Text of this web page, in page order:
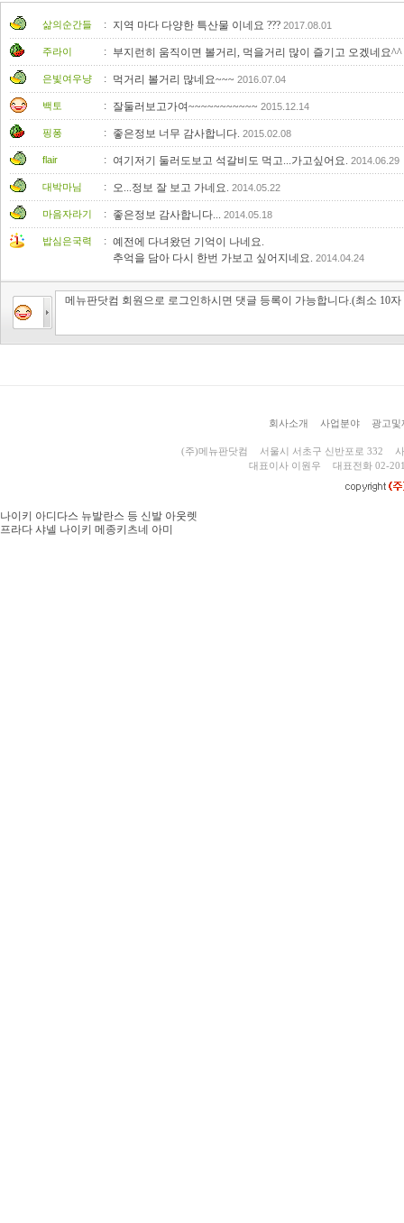
삶의순간들 : 지역 마다 다양한 특산물 이네요 ??? 2017.08.01
주라이 : 부지런히 움직이면 볼거리, 먹을거리 많이 즐기고 오겠네요^^
은빛여우냥 : 먹거리 볼거리 많네요~~~ 2016.07.04
백토 : 잘둘러보고가여~~~~~~~~~~~ 2015.12.14
핑퐁 : 좋은정보 너무 감사합니다. 2015.02.08
flair : 여기저기 둘러도보고 석갈비도 먹고...가고싶어요. 2014.06.29
대박마님 : 오...정보 잘 보고 가네요. 2014.05.22
마음자라기 : 좋은정보 감사합니다... 2014.05.18
밥심은국력 : 예전에 다녀왔던 기억이 나네요.
추억을 담아 다시 한번 가보고 싶어지네요. 2014.04.24
회사소개 사업분야 광고및
(주)메뉴판닷컴 서울시 서초구 신반포로 332
대표이사 이원우
대표전화 02-
나이키 아디다스 뉴발란스 등 신발 아웃렛
프라다 샤넬 나이키 메종키츠네 아미